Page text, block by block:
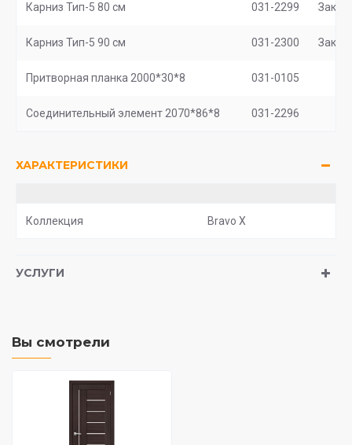
Карниз Тип-5 80 см 031-2299 Заказ
Карниз Тип-5 90 см 031-2300 Заказ
Притворная планка 2000*30*8 031-0105
Соединительный элемент 2070*86*8 031-2296
ХАРАКТЕРИСТИКИ
Коллекция Bravo X
УСЛУГИ
Вы смотрели